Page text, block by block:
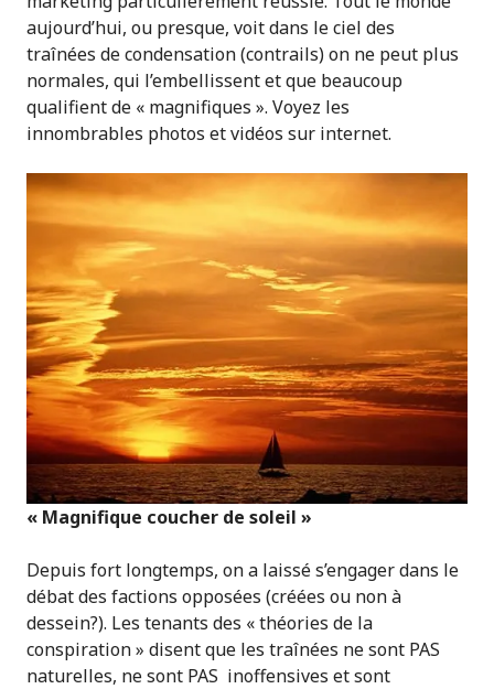
aujourd’hui, ou presque, voit dans le ciel des
traînées de condensation (contrails) on ne peut plus
normales, qui l’embellissent et que beaucoup
qualifient de « magnifiques ». Voyez les
innombrables photos et vidéos sur internet.
« Magnifique coucher de soleil »
Depuis fort longtemps, on a laissé s’engager dans le
débat des factions opposées (créées ou non à
dessein?). Les tenants des « théories de la
conspiration » disent que les traînées ne sont PAS
naturelles, ne sont PAS inoffensives et sont